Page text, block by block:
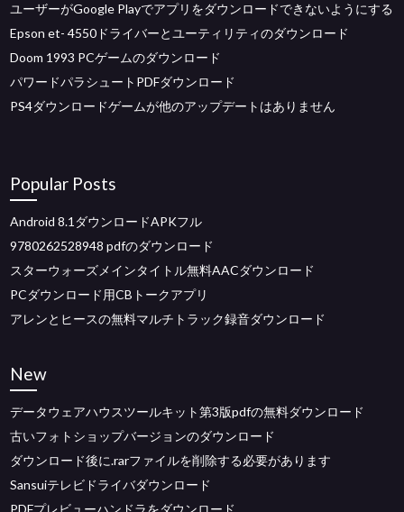
ユーザーがGoogle Playでアプリをダウンロードできないようにする
Epson et- 4550ドライバーとユーティリティのダウンロード
Doom 1993 PCゲームのダウンロード
パワードパラシュートPDFダウンロード
PS4ダウンロードゲームが他のアップデートはありません
Popular Posts
Android 8.1ダウンロードAPKフル
9780262528948 pdfのダウンロード
スターウォーズメインタイトル無料AACダウンロード
PCダウンロード用CBトークアプリ
アレンとヒースの無料マルチトラック録音ダウンロード
New
データウェアハウスツールキット第3版pdfの無料ダウンロード
古いフォトショップバージョンのダウンロード
ダウンロード後に.rarファイルを削除する必要があります
Sansuiテレビドライバダウンロード
PDFプレビューハンドラをダウンロード